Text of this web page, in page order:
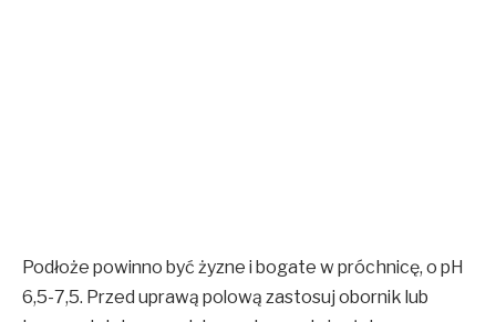
Podłoże powinno być żyzne i bogate w próchnicę, o pH
6,5-7,5. Przed uprawą polową zastosuj obornik lub